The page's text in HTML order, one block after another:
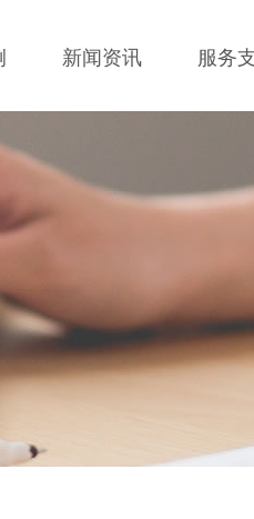
新闻资讯 服务